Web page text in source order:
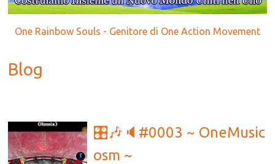
One Rainbow Souls - Genitore di One Action Movement
Blog
🎛🎶🔈#0003 ~ OneMusic
osm ~